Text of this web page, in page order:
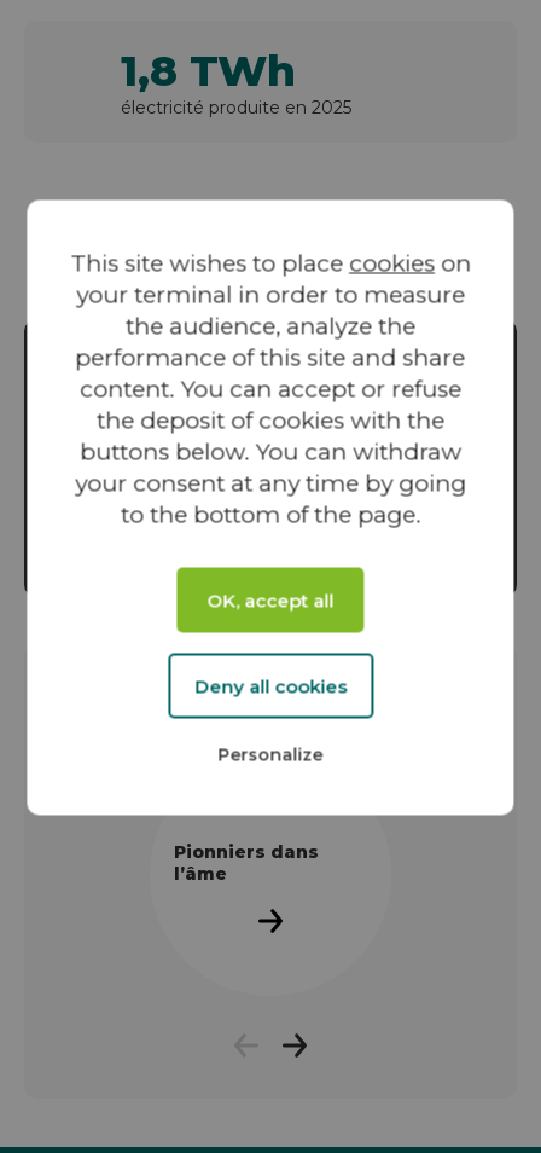
1,8 TWh
électricité produite en 2025
VALOREM
YouTube is disabled. Allow
En savoir +
Pionniers dans
l’âme
This site wishes to place cookies on
your terminal in order to measure
the audience, analyze the
performance of this site and share
content. You can accept or refuse
the deposit of cookies with the
buttons below. You can withdraw
your consent at any time by going
to the bottom of the page.
OK, accept all
Deny all cookies
Personalize